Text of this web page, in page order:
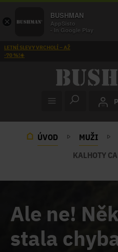
LETNÍ SLEVY VRCHOLÍ – AŽ
-70 %!☀️
ÚVOD MUŽI
KALHOTY
Ale ne!
stala
×
BUSHMAN
AppSisto
- In Google Play